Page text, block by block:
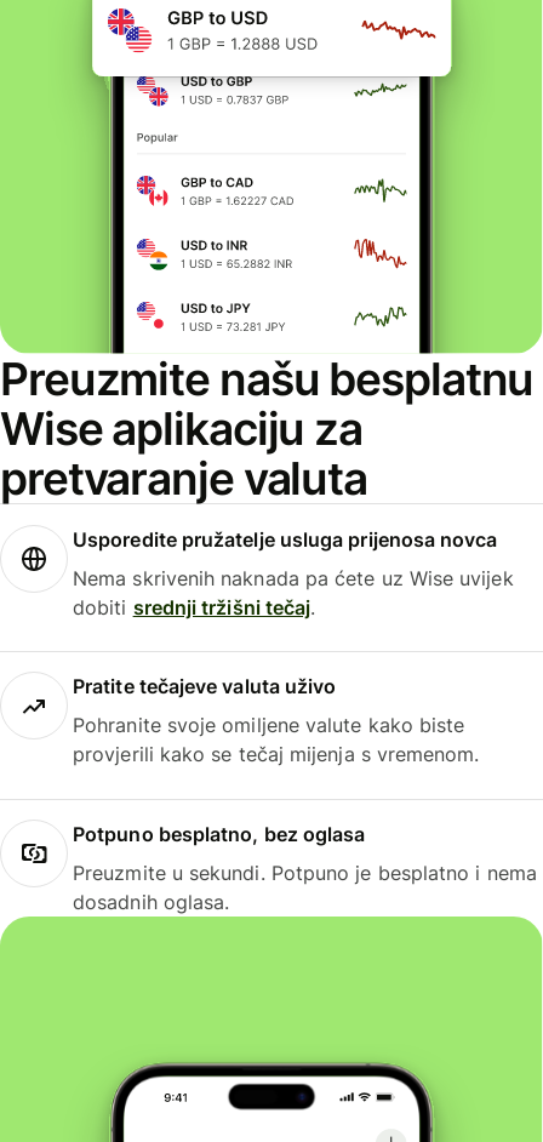
Preuzmite našu besplatnu
Wise aplikaciju za
pretvaranje valuta
Usporedite pružatelje usluga prijenosa novca
Nema skrivenih naknada pa ćete uz Wise uvijek
dobiti srednji tržišni tečaj.
Pratite tečajeve valuta uživo
Pohranite svoje omiljene valute kako biste
provjerili kako se tečaj mijenja s vremenom.
Potpuno besplatno, bez oglasa
Preuzmite u sekundi. Potpuno je besplatno i nema
dosadnih oglasa.